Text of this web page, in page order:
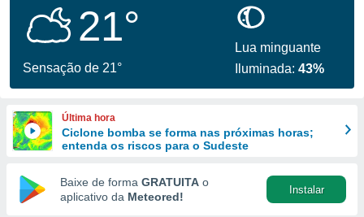
fornecidas
a este
das
e
forma
digital
21°
Sensação de 21°
Lua minguante
Iluminada:43%
Última hora
Ciclone bomba se forma nas próximas horas;
entenda os riscos para o Sudeste
Baixe de forma GRATUITA o
aplicativo da Meteored!
Instalar